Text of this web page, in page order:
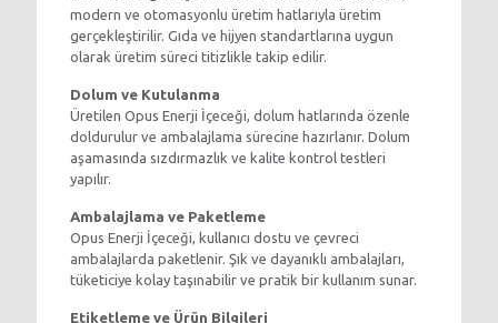
modern ve otomasyonlu üretim hatlarıyla üretim
gerçekleştirilir. Gıda ve hijyen standartlarına uygun
olarak üretim süreci titizlikle takip edilir.
Dolum ve Kutulanma
Üretilen Opus Enerji İçeceği, dolum hatlarında özenle
doldurulur ve ambalajlama sürecine hazırlanır. Dolum
aşamasında sızdırmazlık ve kalite kontrol testleri
yapılır.
Ambalajlama ve Paketleme
Opus Enerji İçeceği, kullanıcı dostu ve çevreci
ambalajlarda paketlenir. Şık ve dayanıklı ambalajları,
tüketiciye kolay taşınabilir ve pratik bir kullanım sunar.
Etiketleme ve Ürün Bilgileri